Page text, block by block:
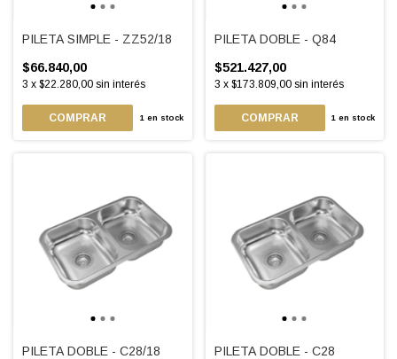
PILETA SIMPLE - ZZ52/18
$66.840,00
3 x $22.280,00 sin interés
1 en stock
PILETA DOBLE - Q84
$521.427,00
3 x $173.809,00 sin interés
1 en stock
PILETA DOBLE - C28/18
PILETA DOBLE - C28